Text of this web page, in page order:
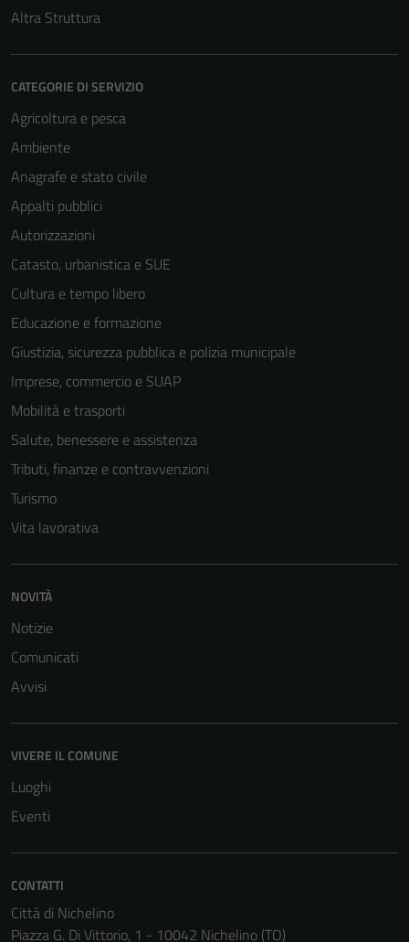
Altra Struttura
CATEGORIE DI SERVIZIO
Agricoltura e pesca
Ambiente
Anagrafe e stato civile
Appalti pubblici
Autorizzazioni
Catasto, urbanistica e SUE
Cultura e tempo libero
Educazione e formazione
Giustizia, sicurezza pubblica e polizia municipale
Imprese, commercio e SUAP
Mobilità e trasporti
Salute, benessere e assistenza
Tributi, finanze e contravvenzioni
Turismo
Vita lavorativa
NOVITÀ
Notizie
Comunicati
Avvisi
VIVERE IL COMUNE
Luoghi
Eventi
CONTATTI
Città di Nichelino
Piazza G. Di Vittorio, 1 - 10042 Nichelino (TO)